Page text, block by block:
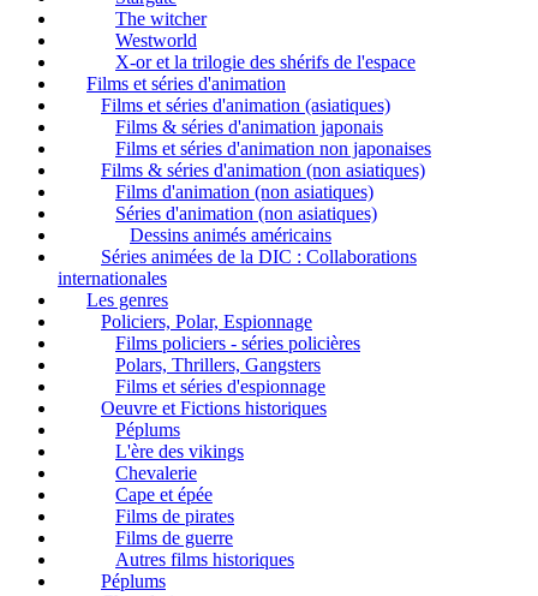
The witcher
Westworld
X-or et la trilogie des shérifs de l'espace
Films et séries d'animation
Films et séries d'animation (asiatiques)
Films & séries d'animation japonais
Films et séries d'animation non japonaises
Films & séries d'animation (non asiatiques)
Films d'animation (non asiatiques)
Séries d'animation (non asiatiques)
Dessins animés américains
Séries animées de la DIC : Collaborations
internationales
Les genres
Policiers, Polar, Espionnage
Films policiers - séries policières
Polars, Thrillers, Gangsters
Films et séries d'espionnage
Oeuvre et Fictions historiques
Péplums
L'ère des vikings
Chevalerie
Cape et épée
Films de pirates
Films de guerre
Autres films historiques
Péplums